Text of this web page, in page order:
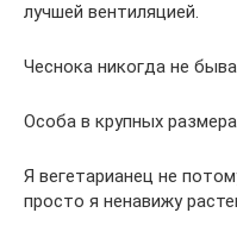
лучшей вентиляцией.
Чеснока никогда не
Особа в крупных
Я вегетарианец не
просто я ненавижу